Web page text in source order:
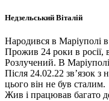
Недзельський Віталій
Народився в Маріуполі в
Прожив 24 роки в росії,
Розлучений. В
Після 24.02.22 зв’язок з
цього він не був сталим.
Жив і працював багато